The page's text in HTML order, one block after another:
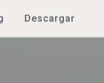
Descargar